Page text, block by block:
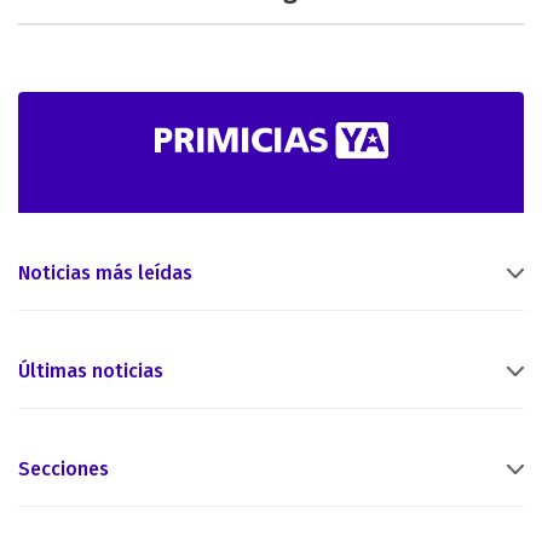
Noticias más leídas
Últimas noticias
Secciones